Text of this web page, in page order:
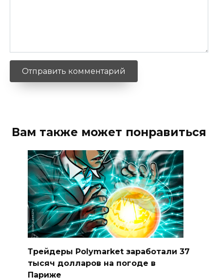
Вам также может понравиться
Трейдеры Polymarket заработали 37
тысяч долларов на погоде в
Париже